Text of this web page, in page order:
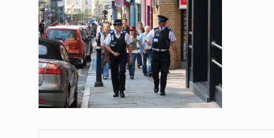
Når det kommer til sundhed og
Sunde måltidskasser er en